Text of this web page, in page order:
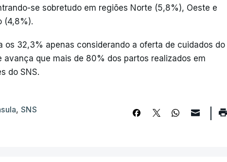
se sobretudo em regiões Norte (5,8%), Oeste e
(4,8%).
os 32,3% apenas considerando a oferta de cuidados do
avança que mais de 80% dos partos realizados em
do SNS.
,SNS